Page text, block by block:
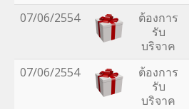
07/06/2554
ต้องการ
รับ
บริจาค
07/06/2554
ต้องการ
รับ
บริจาค